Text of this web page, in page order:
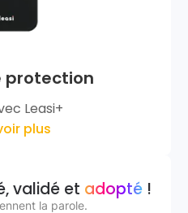
protection
Leasi+
plus
validé et adopté !
la parole.